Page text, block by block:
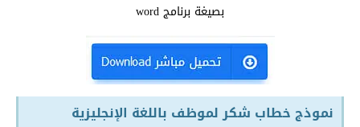
بصيغة برنامج word
نموذج خطاب شكر لموظف باللغة الإنجليزية